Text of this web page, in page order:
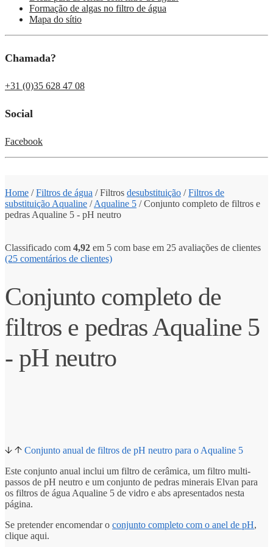
Formação de algas no filtro de água
Mapa do sítio
Chamada?
+31 (0)35 628 47 08
Social
Facebook
Home /Filtros de água / Filtros desubstituição /Filtros de
substituição Aqualine /Aqualine 5 /Conjunto completo de filtros e
pedras Aqualine 5 - pH neutro
Classificado com 4,92 em 5 com base em 25 avaliações de clientes
(25 comentários de clientes)
Conjunto completo de
filtros e pedras Aqualine 5
- pH neutro
Conjunto anual de filtros de pH neutro para o Aqualine 5
Este conjunto anual inclui um filtro de cerâmica, um filtro multi-
passos de pH neutro e um conjunto de pedras minerais Elvan para
os filtros de água Aqualine 5 de vidro e abs apresentados nesta
página.
Se pretender encomendar o conjunto completo com o anel de pH,
clique aqui.